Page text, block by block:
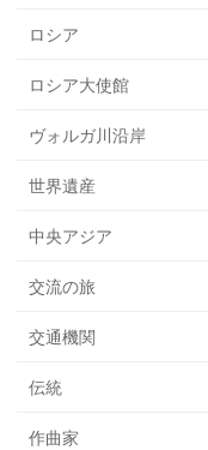
ロシア
ロシア大使館
ヴォルガ川沿岸
世界遺産
中央アジア
交流の旅
交通機関
伝統
作曲家